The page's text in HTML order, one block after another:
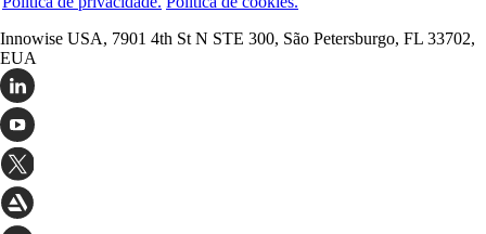
Innowise USA, 7901 4th St N STE 300, São Petersburgo, FL 33702,
EUA